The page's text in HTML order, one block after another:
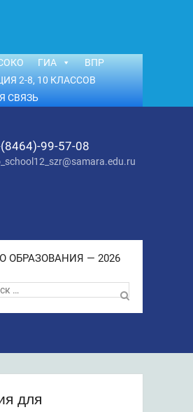
ГИА
ВПР
2-8, 10 КЛАССОВ
СВЯЗЬ
99-57-08
ОБРАЗОВАНИЯ — 2026
для